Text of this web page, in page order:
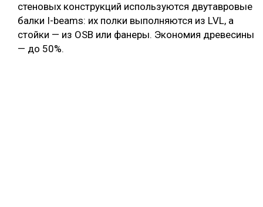
стеновых конструкций используются двутавровые
балки I-beams: их полки выполняются из LVL, а
стойки — из OSB или фанеры. Экономия древесины
— до 50%.